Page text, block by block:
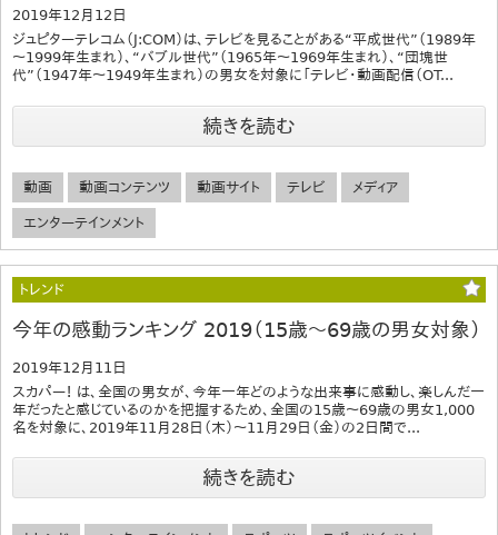
2019年12月12日
ジュピターテレコム（J:COM）は、テレビを見ることがある“平成世代”（1989年
～1999年生まれ）、“バブル世代”（1965年～1969年生まれ）、“団塊世
代”（1947年～1949年生まれ）の男女を対象に「テレビ・動画配信（OT...
続きを読む
動画 動画コンテンツ 動画サイト テレビ メディア
エンターテインメント
トレンド
今年の感動ランキング 2019（15歳～69歳の男女対象）
2019年12月11日
スカパー！ は、全国の男女が、今年一年どのような出来事に感動し、楽しんだ一
年だったと感じているのかを把握するため、全国の15歳～69歳の男女1,000
名を対象に、2019年11月28日（木）～11月29日（金）の2日間で...
続きを読む